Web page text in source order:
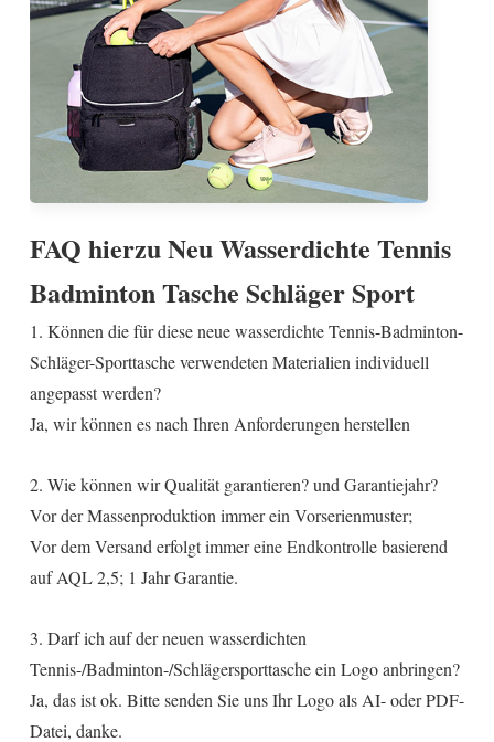
FAQ hierzuNeu Wasserdichte Tennis
Badminton Tasche Schläger Sport
1. Können die für diese neue wasserdichte Tennis-Badminton-
Schläger-Sporttasche verwendeten Materialien individuell
angepasst werden?
Ja, wir können es nach Ihren Anforderungen herstellen
2. Wie können wir Qualität garantieren? und Garantiejahr?
Vor der Massenproduktion immer ein Vorserienmuster;
Vor dem Versand erfolgt immer eine Endkontrolle basierend
auf AQL 2,5; 1 Jahr Garantie.
3. Darf ich auf der neuen wasserdichten
Tennis-/Badminton-/Schlägersporttasche ein Logo anbringen?
Ja, das ist ok. Bitte senden Sie uns Ihr Logo als AI- oder PDF-
Datei, danke.